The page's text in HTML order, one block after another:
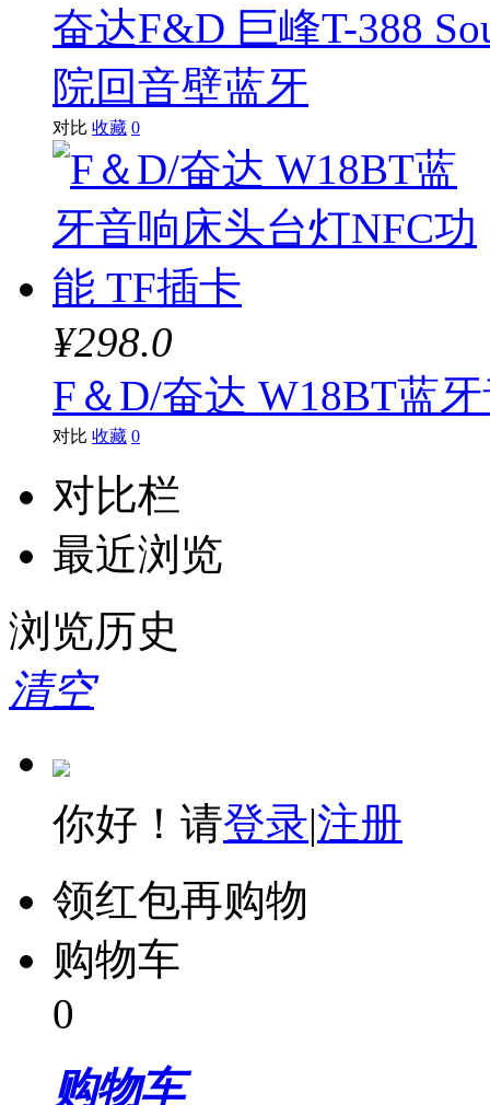
奋达F&D 巨峰T-388
院回音壁蓝牙
对比 收藏 0
¥298.0
F＆D/奋达 W18BT蓝
对比 收藏 0
对比栏
最近浏览
浏览历史
清空
你好！请登录|注册
领红包再购物
购物车
0
购物车